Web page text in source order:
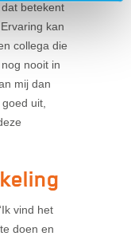
betekent
kan
collega die
nooit in
mij dan
uit,
vind het
doen en